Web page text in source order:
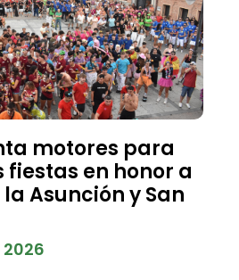
motores para
en honor a
Asunción y San